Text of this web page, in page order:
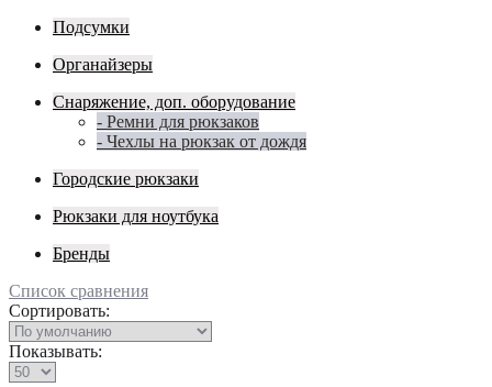
Подсумки
Органайзеры
Снаряжение, доп. оборудование
- Ремни для рюкзаков
- Чехлы на рюкзак от дождя
Городские рюкзаки
Рюкзаки для ноутбука
Бренды
Список сравнения
Сортировать:
Показывать: